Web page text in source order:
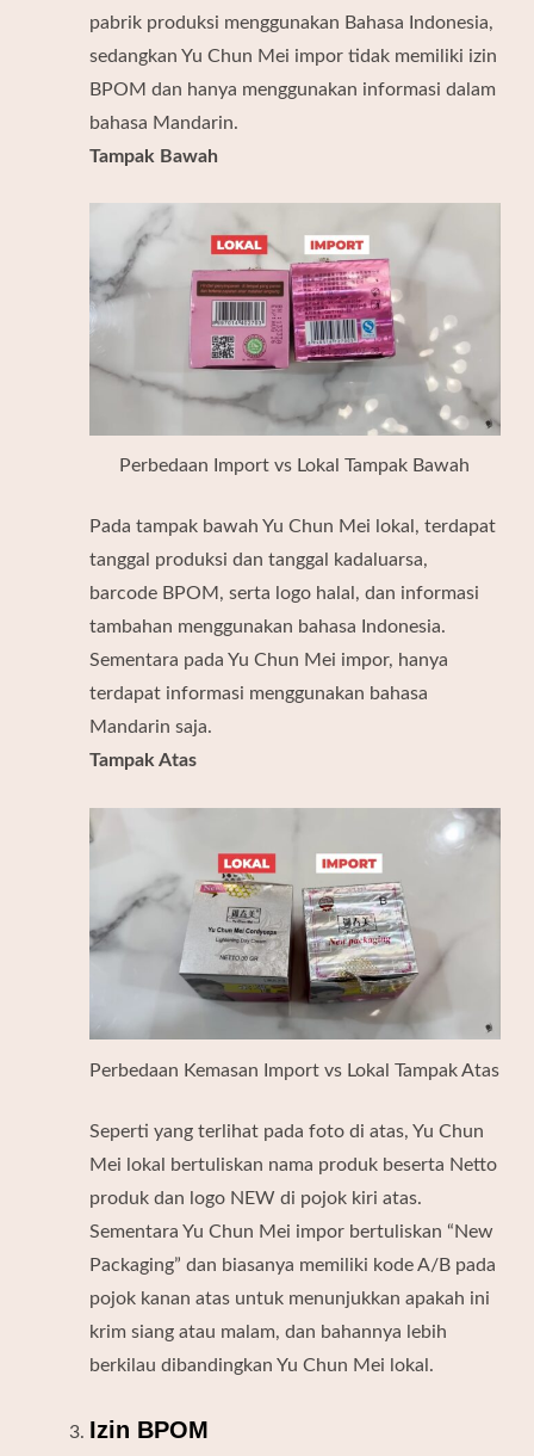
pabrik produksi menggunakan Bahasa Indonesia,
sedangkan Yu Chun Mei impor tidak memiliki izin
BPOM dan hanya menggunakan informasi dalam
bahasa Mandarin.
Tampak Bawah
Perbedaan Import vs Lokal Tampak Bawah
Pada tampak bawah Yu Chun Mei lokal, terdapat
tanggal produksi dan tanggal kadaluarsa,
barcode BPOM, serta logo halal, dan informasi
tambahan menggunakan bahasa Indonesia.
Sementara pada Yu Chun Mei impor, hanya
terdapat informasi menggunakan bahasa
Mandarin saja.
Tampak Atas
Perbedaan Kemasan Import vs Lokal Tampak Atas
Seperti yang terlihat pada foto di atas, Yu Chun
Mei lokal bertuliskan nama produk beserta Netto
produk dan logo NEW di pojok kiri atas.
Sementara Yu Chun Mei impor bertuliskan “New
Packaging” dan biasanya memiliki kode A/B pada
pojok kanan atas untuk menunjukkan apakah ini
krim siang atau malam, dan bahannya lebih
berkilau dibandingkan Yu Chun Mei lokal.
Izin BPOM